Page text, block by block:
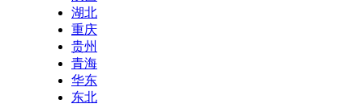
湖北
重庆
贵州
青海
华东
东北